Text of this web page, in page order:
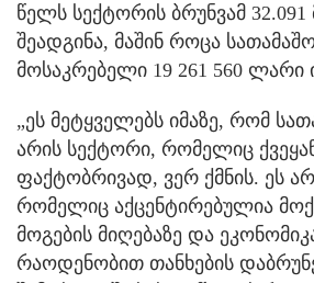
წელს სექტორის ბრუნვამ
შეადგინა, მაშინ როცა
მოსაკრებელი 19 261 560 ლარი
„ეს მეტყველებს იმაზე, რომ
არის სექტორი, რომელიც
ფაქტობრივად, ვერ ქმნის. ეს
რომელიც აქცენტირებულია
მოგების მიღებაზე და
რაოდენობით თანხების